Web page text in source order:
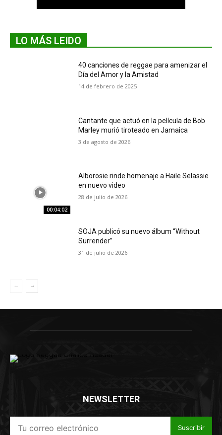
LO MÁS LEIDO
40 canciones de reggae para amenizar el
Día del Amor y la Amistad
14 de febrero de 2025
Cantante que actuó en la película de Bob
Marley murió tiroteado en Jamaica
3 de agosto de 2026
00:04:02
Alborosie rinde homenaje a Haile Selassie
en nuevo video
28 de julio de 2026
SOJA publicó su nuevo álbum “Without
Surrender”
31 de julio de 2026
NEWSLETTER
Suscribir